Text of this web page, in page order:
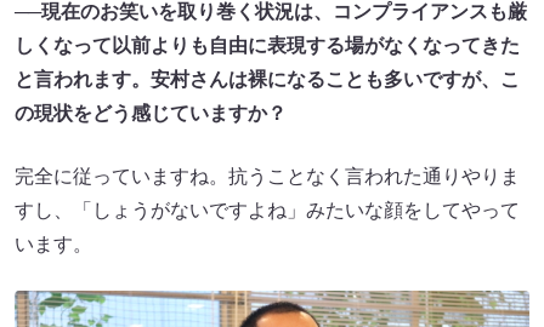
──現在のお笑いを取り巻く状況は、コンプライアンスも厳
しくなって以前よりも自由に表現する場がなくなってきた
と言われます。安村さんは裸になることも多いですが、こ
の現状をどう感じていますか？
完全に従っていますね。抗うことなく言われた通りやりま
すし、「しょうがないですよね」みたいな顔をしてやって
います。